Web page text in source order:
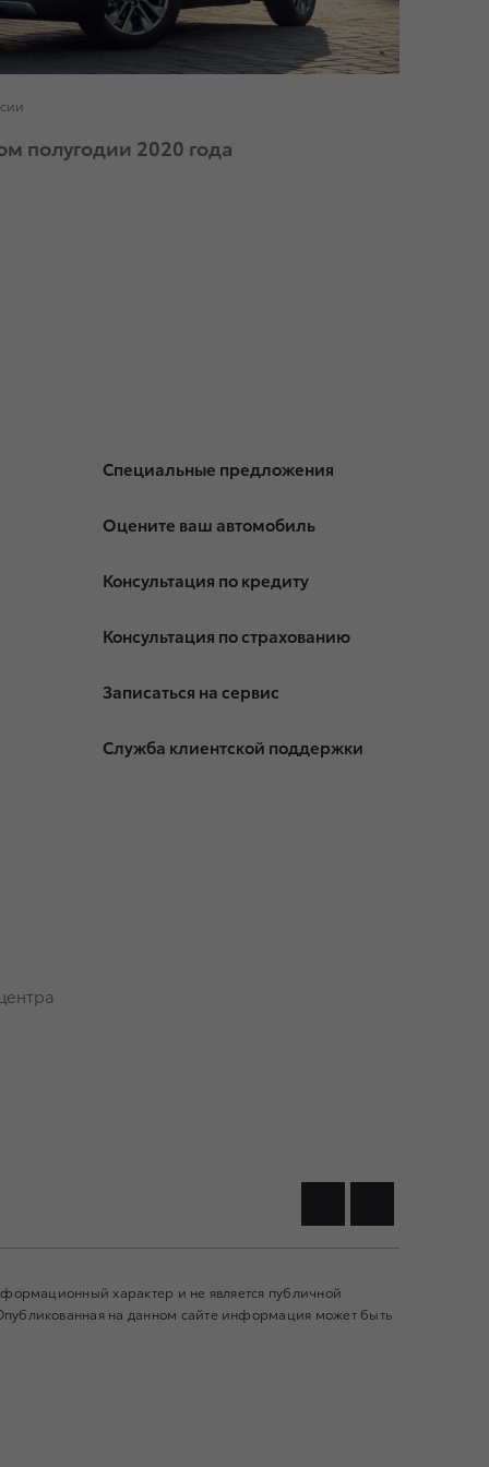
полугодии 2020 года
Специальные предложения
Оцените ваш автомобиль
Консультация по кредиту
Консультация по страхованию
Записаться на сервис
Служба клиентской поддержки
характер и не является публичной
на данном сайте информация может быть